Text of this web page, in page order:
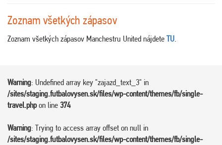
Zoznam všetkých zápasov
Zoznam všetkých zápasov Manchestru United nájdete TU.
Warning: Undefined array key "zajazd_text_3" in
/sites/staging.futbalovysen.sk/files/wp-content/themes/fb/single-
travel.phpon line 374
Warning: Trying to access array offset on null in
/sites/staging.futbalovysen.sk/files/wp-content/themes/fb/single-